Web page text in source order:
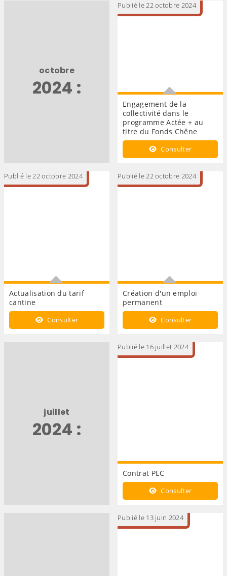
octobre
2024 :
Publié le 22 octobre 2024
Engagement de la
collectivité dans le
programme Actée + au
titre du Fonds Chêne
Engagement de la
collectivité dans le
du Fonds Chêne
Consulter
Publié le 22 octobre 2024
Actualisation du tarif
cantine
Actualisation du tarif cantine
à compter du 1er janvier
Consulter
Publié le 22 octobre 2024
Création d'un emploi
permanent
Création d'un emploi
permanent
Consulter
juillet
2024 :
Publié le 16 juillet 2024
Contrat PEC
Consulter
Publié le 13 juin 2024